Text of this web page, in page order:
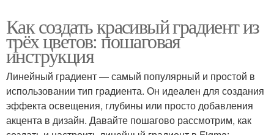
Как создать красивый градиент из
трёх цветов: пошаговая
инструкция
Линейный градиент — самый популярный и простой в
использовании тип градиента. Он идеален для создания
эффекта освещения, глубины или просто добавления
акцента в дизайн. Давайте пошагово рассмотрим, как